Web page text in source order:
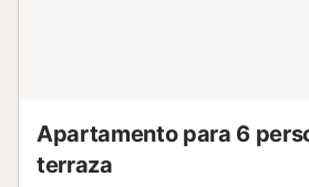
Apartamento para 6
terraza